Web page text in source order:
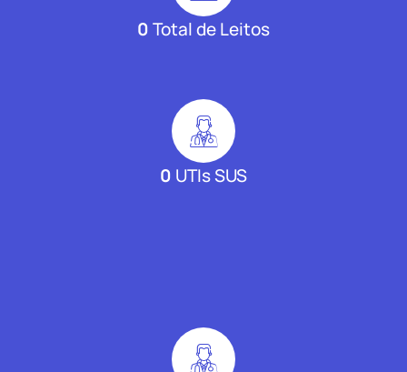
0Total de Leitos
0 UTIs SUS